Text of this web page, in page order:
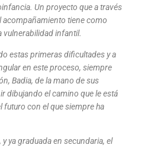
Un proyecto que a través
acompañamiento tiene como
vulnerabilidad infantil.
estas primeras dificultades y a
en este proceso, siempre
Badia, de la mano de sus
dibujando el camino que le está
con el que siempre ha
ya graduada en secundaria, el